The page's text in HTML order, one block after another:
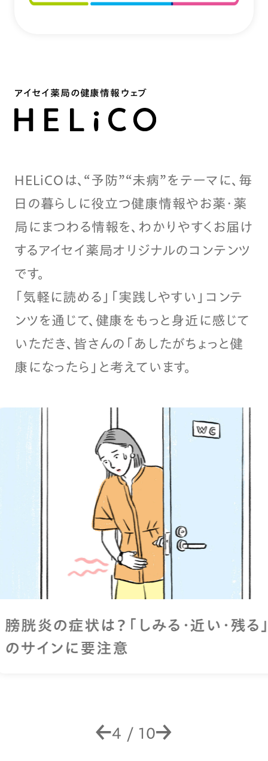
アイセイ薬局の健康情報ウェブ
HELiCOは、“予防”“未病”をテーマに、毎
日の暮らしに役立つ健康情報やお薬・薬
局にまつわる情報を、わかりやすくお届け
するアイセイ薬局オリジナルのコンテンツ
です。
「気軽に読める」「実践しやすい」コンテ
ンツを通じて、健康をもっと身近に感じて
いただき、皆さんの「あしたがちょっと健
康になったら」と考えています。
膀胱炎の症状は？「しみる・近い・残る」
のサインに要注意
4 / 10